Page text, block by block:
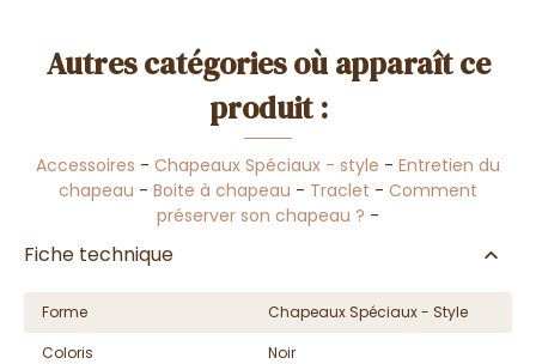
Autres catégories où apparaît ce
produit :
Accessoires - Chapeaux Spéciaux - style - Entretien du
chapeau - Boite à chapeau - Traclet - Comment
préserver son chapeau ? -
Fiche technique
Forme
Chapeaux Spéciaux - Style
Coloris
Noir